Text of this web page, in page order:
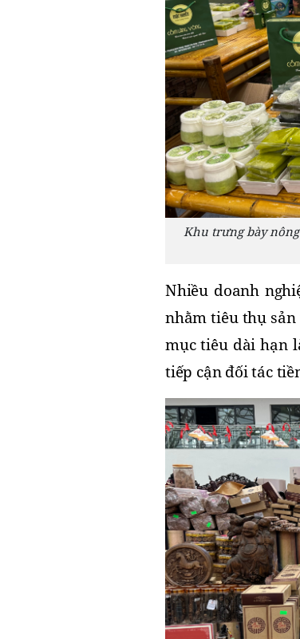
Khu trưng bày
Nhiều doanh
nhằm tiêu thụ
mục tiêu dài hạn
tiếp cận đối tác